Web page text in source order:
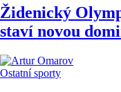
Židenický
staví novou
Ostatní sporty